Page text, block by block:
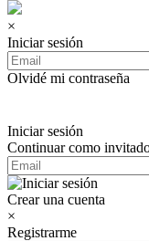
×
Iniciar sesión
Olvidé mi contraseña
Iniciar sesión
Continuar como
Crear una cuenta
×
Registrarme